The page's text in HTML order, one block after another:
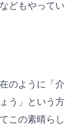
どもやってい
のように「介
う」という方
この素晴らし